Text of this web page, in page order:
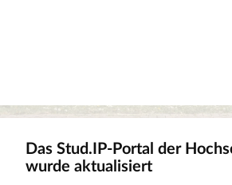
Das Stud.IP-Portal der
wurde aktualisiert